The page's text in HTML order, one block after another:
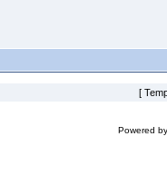
[
Powered by